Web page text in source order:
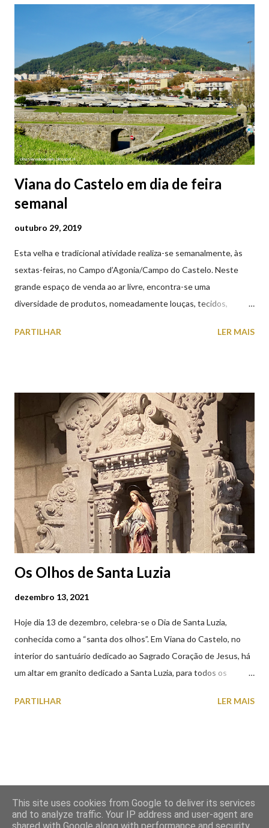
subterrâneos. O Parque da Estação Viana Shopping é grátis de
2ª a 5ª feira a partir das 20:00 (DIAS ÚTEIS)
Viana do Castelo em dia de feira
semanal
outubro 29, 2019
Esta velha e tradicional atividade realiza-se semanalmente, às
sextas-feiras, no Campo d’Agonia/Campo do Castelo. Neste
grande espaço de venda ao ar livre, encontra-se uma
diversidade de produtos, nomeadamente louças, tecidos,
cobres entre muitos outros. Horário de funcionamento | Verão
(2019.10.25) Feira Semanal em Viana do Castelo (2019.10.25)
Feira Semanal em Viana do Castelo (2019.10.25) Feira Semanal
em Viana do Castelo (2019.10.25) Feira Semanal em Viana do
Castelo (2019.10.25) Feira Semanal em Viana do Castelo
(2019.10.25)
PARTILHAR LER MAIS
Os Olhos de Santa Luzia
dezembro 13, 2021
Hoje dia 13 de dezembro, celebra-se o Dia de Santa Luzia,
conhecida como a “santa dos olhos”. Em Viana do Castelo, no
interior do santuário dedicado ao Sagrado Coração de Jesus, há
um altar em granito dedicado a Santa Luzia, para todos os
uma capela dedicada a Santa Luzia construída no cimo do monte
Siracusa) conta que esta jovem italiana venerada pelos católicos,
sofreu perseguições por ser cristã. De acordo com a lenda,
PARTILHAR LER MAIS
This site uses cookies from Google to deliver its services
and to analyze traffic. Your IP address and user-agent are